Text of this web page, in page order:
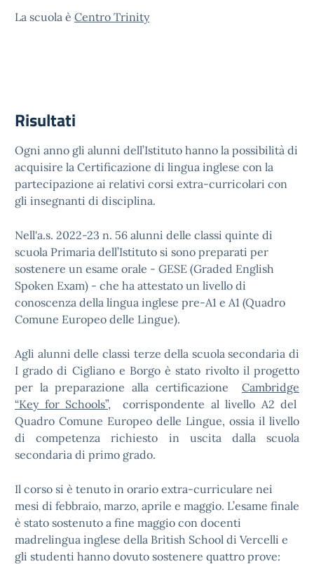
La scuola è Centro Trinity
Risultati
Ogni anno gli alunni dell’Istituto hanno la possibilità di
acquisire la Certificazione di lingua inglese con la
partecipazione ai relativi corsi extra-curricolari con
gli insegnanti di disciplina.
Nell'a.s. 2022-23 n. 56 alunni delle classi quinte di
scuola Primaria dell’Istituto si sono preparati per
sostenere un esame orale - GESE (Graded English
Spoken Exam) - che ha attestato un livello di
conoscenza della lingua inglese pre-A1 e A1 (Quadro
Comune Europeo delle Lingue).
Agli alunni delle classi terze della scuola secondaria di
I grado di Cigliano e Borgo è stato rivolto il progetto
per la preparazione alla certificazione Cambridge
“Key for Schools”, corrispondente al livello A2 del
Quadro Comune Europeo delle Lingue, ossia il livello
di competenza richiesto in uscita dalla scuola
secondaria di primo grado.
Il corso si è tenuto in orario extra-curriculare nei
mesi di febbraio, marzo, aprile e maggio. L’esame finale
è stato sostenuto a fine maggio con docenti
madrelingua inglese della British School di Vercelli e
gli studenti hanno dovuto sostenere quattro prove: